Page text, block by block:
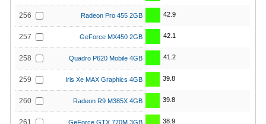
256 Radeon Pro 455 2GB 42.9
257 GeForce MX450 2GB 42.1
258 Quadro P620 Mobile 4GB 41.2
259 Iris Xe MAX Graphics 4GB 39.8
260 Radeon R9 M385X 4GB 39.8
261 GeForce GTX 770M 3GB 38.9